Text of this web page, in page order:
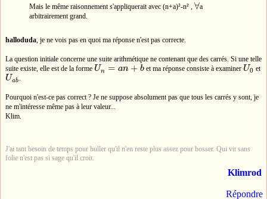
Mais le même raisonnement s'appliquerait avec (n+a)²-n² , ∀
∀a
arbitrairement grand.
halloduda, je ne vois pas en quoi ma réponse n'est pas correcte.
La question initiale concerne une suite arithmétique ne contenant que des carrés. Si une telle
suite existe, elle est de la forme Un = an + b
Un= an+ b et ma réponse consiste à examiner U0
U0 et
Uab
Uab .
Pourquoi n'est-ce pas correct ? Je ne suppose absolument pas que tous les carrés y sont, je
ne m'intéresse même pas à leur valeur...
Klim.
J'ai tant besoin de temps pour buller qu'il n'en reste plus assez pour bosser. Qui vit sans
folie n'est pas si sage qu'il croit.
Klimrod
Répondre